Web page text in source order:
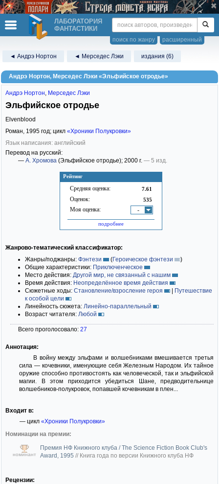
ЛАБОРАТОРИЯ
ФАНТАСТИКИ
расширенный
поиск по жанру
◄ Андрэ Нортон ◄ Мерседес Лэки издания (6)
Андрэ Нортон, Мерседес Лэки «Эльфийское отродье»
Рейтинг
Средняя оценка: 7.61
Оценок: 535
Моя оценка: -
подробнее
Андрэ Нортон, Мерседес Лэки
Эльфийское отродье
Elvenblood
Роман, 1995 год; цикл «Хроники Полукровки»
Язык написания: английский
Перевод на русский:
— А. Хромова (Эльфийское отродье); 2000 г. — 5 изд.
Жанрово-тематический классификатор:
Жанры/поджанры: Фэнтези (Героическое фэнтези
)
Общие характеристики: Приключенческое
Место действия: Другой мир, не связанный с нашим
Время действия: Неопределённое время действия
Сюжетные ходы: Становление/взросление героя | Путешествие
к особой цели
Линейность сюжета: Линейно-параллельный
Возраст читателя: Любой
Всего проголосовало: 27
Аннотация:
В войну между эльфами и волшебниками вмешивается третья
сила — кочевники, именующие себя Железным Народом. Их тайное
оружие способно противостоять как человеческой, так и эльфийской
магии. В этом приходится убедиться Шане, предводительнице
волшебников-полукровок, попавшей кочевникам в плен...
Входит в:
— цикл «Хроники Полукровки»
Номинации на премии:
номинант
Премия НФ Книжного клуба / The Science Fiction Book Club's
Award, 1995 // Книга года по версии Книжного клуба НФ
Рецензии: